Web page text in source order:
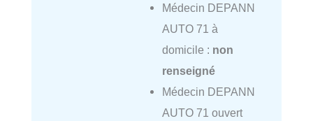
Médecin DEPANN
AUTO 71 à
domicile : non
renseigné
Médecin DEPANN
AUTO 71 ouvert